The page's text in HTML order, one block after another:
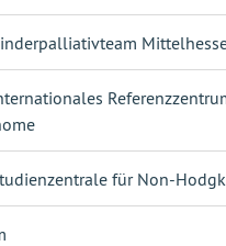
für Non-